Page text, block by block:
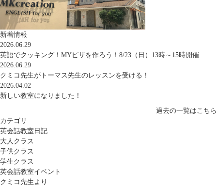
新着情報
2026.06.29
英語でクッキング！MYピザを作ろう！8/23（日）13時～15時開催
2026.06.29
クミコ先生がトーマス先生のレッスンを受ける！
2026.04.02
新しい教室になりました！
過去の一覧はこちら
カテゴリ
英会話教室日記
大人クラス
子供クラス
学生クラス
英会話教室イベント
クミコ先生より